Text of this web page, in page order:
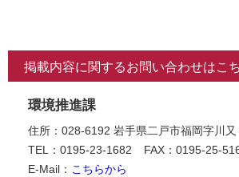
掲載内容に関するお問い合わせはこ
環境推進課
住所：028-6192 岩手県二戸市福岡字川又
TEL：0195-23-1682
FAX：0195-25-
E-Mail： こちらから